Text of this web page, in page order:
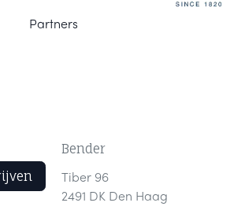
Bender
Tiber 96
2491 DK Den Haag
Partners